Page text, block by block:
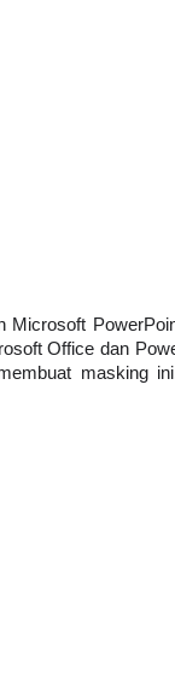
Microsoft
Office dan
masking